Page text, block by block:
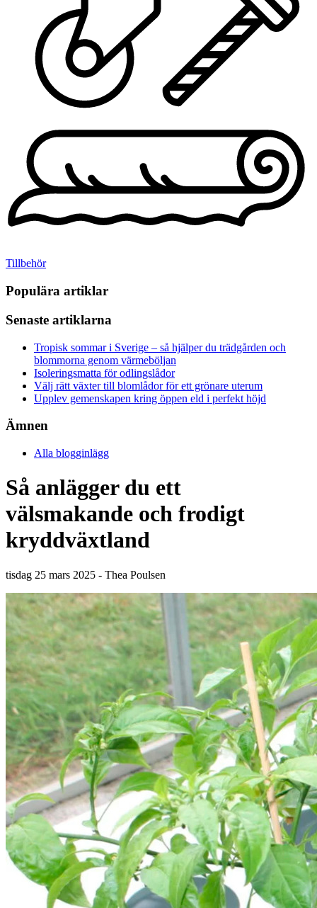
Tillbehör
Populära artiklar
Senaste artiklarna
Tropisk sommar i Sverige – så hjälper du trädgården och
blommorna genom värmeböljan
Isoleringsmatta för odlingslådor
Välj rätt växter till blomlådor för ett grönare uterum
Upplev gemenskapen kring öppen eld i perfekt höjd
Ämnen
Alla blogginlägg
Så anlägger du ett
välsmakande och frodigt
kryddväxtland
tisdag 25 mars 2025 - Thea Poulsen